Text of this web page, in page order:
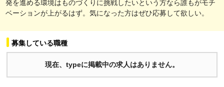
発を進める環境はものづくりに挑戦したいという方なら誰もがモチ
ベーションが上がるはず。気になった方はぜひ応募して欲しい。
募集している職種
現在、typeに掲載中の求人はありません。